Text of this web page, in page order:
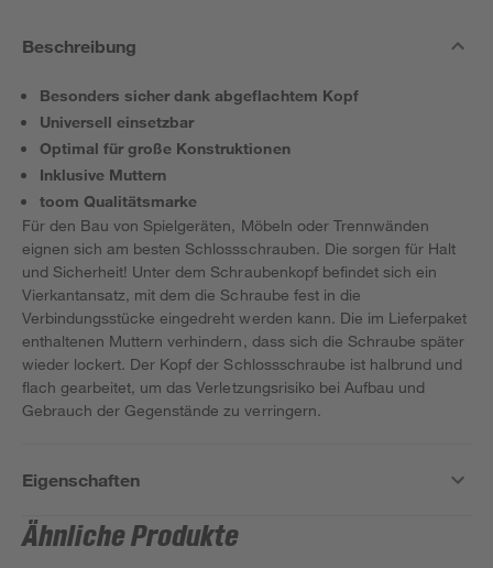
Beschreibung
Besonders sicher dank abgeflachtem Kopf
Universell einsetzbar
Optimal für große Konstruktionen
Inklusive Muttern
toom Qualitätsmarke
Für den Bau von Spielgeräten, Möbeln oder Trennwänden
eignen sich am besten Schlossschrauben. Die sorgen für Halt
und Sicherheit! Unter dem Schraubenkopf befindet sich ein
Vierkantansatz, mit dem die Schraube fest in die
Verbindungsstücke eingedreht werden kann. Die im Lieferpaket
enthaltenen Muttern verhindern, dass sich die Schraube später
wieder lockert. Der Kopf der Schlossschraube ist halbrund und
flach gearbeitet, um das Verletzungsrisiko bei Aufbau und
Gebrauch der Gegenstände zu verringern.
Eigenschaften
Ähnliche Produkte